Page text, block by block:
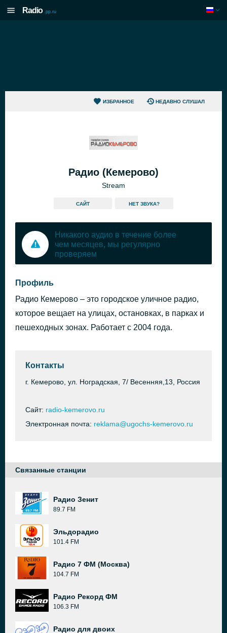
Radio .pp.ru
ИЗБРАННОЕ НЕДАВНО СЛУШАЛ
Радио (Кемерово)
Stream
САЙТ HЕТ ЗВУКА?
Никакого аудио в течение более
чем месяцев, мы регулярно
проверяем
Профиль
Радио Кемерово – это городское уличное радио,
которое вещает на улицах, остановках, в парках и
пешеходных зонах. Работает с 2004 года.
Контакты
г. Кемерово, ул. Ноградская, 7/ Весенняя,13, Россия
Сайт: radio-kemerovo.ru
Электронная почта: reklama@ugochs-kemerovo.ru
Связанные станции
Радио Зенит
89.7 FM
Эльдорадио
101.4 FM
Радио 7 ФМ (Москва)
104.7 FM
Радио Рекорд ФМ
106.3 FM
Радио для двоих